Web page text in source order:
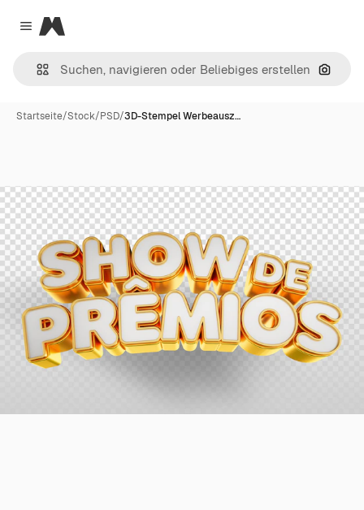
Close menu
Magnific
Nach
Startseite/Stock/PSD/3D-Stempel Werbeausz…